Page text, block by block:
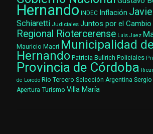
Hernando INDEC Inflación
Schiaretti Judiciales Juntos por el Cambio
Regional Riotercerense Luis Juez
Mauricio Macri Municipalidad de
Hernando Patricia Bullrich Policiales
Provincia de Córdoba
de Loredo Río Tercero Selección Argentina
Apertura Turismo Villa María